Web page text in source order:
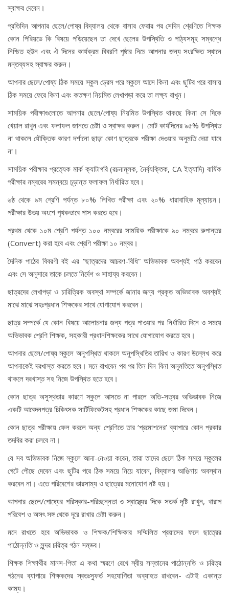
স্বাক্ষর দেবেন।
প্রতিদিন আপনার ছেলে/পোষ্য বিদ্যালয় থেকে বাসার ফেরার পর সেদিন শ্রেণিতে শিক্ষক
কোন পিরিয়ডে কি বিষয়ে পড়িয়েছেন তা দেখে ছেলের উপস্থিতি ও পাঠ্যসমূহ সম্বন্ধে
নিশ্চিত হউন এবং ঐ দিনের কার্যক্রম বিবরণি পৃষ্ঠার নিচে আপনার জন্য সংরক্ষিত স্থানে
মন্তব্যসহ স্বাক্ষর করুন।
আপনার ছেলে/পোষ্য ঠিক সময়ে স্কুল ড্রেস পরে স্কুলে আসে কিনা এবং ছুটির পরে বাসায়
ঠিক সময়ে ফেরে কিনা এবং কতক্ষণ নিয়মিত লেখাপড়া করে তা লক্ষ্য রাখুন।
সাময়িক পরীক্ষাগুলোতে আপনার ছেলে/পোষ্য নিয়মিত উপস্থিত থাকছে কিনা সে দিকে
খেয়াল রাখুন এবং ফলাফল জানতে চেষ্টা ও স্বাক্ষর করুন। মোট কার্যদিনের ৯৫% উপস্থিত
না থাকলে যৌক্তিক কারণ দর্শানো ছাড়া কোণ ছাত্রকে পরীক্ষা দেওয়ার অনুমতি দেয়া যাবে
না।
সাময়িক পরীক্ষার প্রত্যেক মার্ক ক্যাটাগরি (রচনামূলক, নৈর্ব্যক্তিক, CA ইত্যাদি) বার্ষিক
পরীক্ষার নম্বরের সমন্বয়ে চূড়ান্ত ফলাফল নির্ধারিত হবে।
৬ষ্ঠ থেকে ৯ম শ্রেণি পর্যন্ত ৮০% লিখিত পরীক্ষা এবং ২০% ধারাবাহিক মূল্যায়ন।
পরীক্ষার উভয় অংশে পৃথকভাবে পাস করতে হবে।
প্রথম থেকে ১০ম শ্রেণি পর্যন্ত ১০০ নম্বরের সাময়িক পরীক্ষাকে ৯০ নম্বরে রুপান্তর
(Convert) করা হবে এবং শ্রেণি পরীক্ষা ১০ নম্বর।
দৈনিক পাঠের বিবরণী বই এর “ছাত্রদের আচরণ-বিধি” অভিভাবক অবশ্যই পাঠ করবেন
এবং সে অনুসারে তাকে চলতে নির্দেশ ও সাহায্য করবেন।
ছাত্রদের লেখাপড়া ও চারিত্রিক অবস্থা সম্পর্কে জানার জন্য প্রকৃত অভিভাবক অবশ্যই
মাঝে মাঝে সহঃপ্রধান শিক্ষকের সাথে যোগাযোগ করবেন।
ছাত্র সম্পর্কে যে কোন বিষয়ে আলোচনার জন্য পত্র পাওয়ার পর নির্ধারিত দিনে ও সময়ে
অভিভাবক শ্রেণি শিক্ষক, সহকারী প্রধানশিক্ষকের সাথে যোগাযোগ করতে হবে।
আপনার ছেলে/পোষ্য স্কুলে অনুপস্থিত থাকলে অনুপস্থিতির তারিখ ও কারণ উল্লেখ করে
আপনাকেই দরখাস্ত করতে হবে। মনে রাখবেন পর পর তিন দিন বিনা অনুমতিতে অনুপস্থিত
থাকলে দরখাস্ত সহ নিজে উপস্থিত হতে হবে।
কোন ছাত্র অসুস্থতার কারণে স্কুলে আসতে না পারলে অতি-সত্বর অভিভাবক নিজে
একটি আবেদনপত্র চিকিৎসক সার্টিফিকেটসহ প্রধান শিক্ষকের কাছে জমা দিবেন।
কোন ছাত্র পরীক্ষায় ফেল করলে অন্য শ্রেণিতে তার ‘প্রমোশনের’ ব্যাপারে কোন প্রকার
তদবির করা চলবে না।
যে সব অভিভাবক নিজে স্কুলে আনা-নেওয়া করেন, তারা তাদের ছেলে ঠিক সময়ে স্কুলের
গেটে পৌছে দেবেন এবং ছুটির পরে ঠিক সময়ে নিয়ে যাবেন, বিদ্যালয় আঙিনায় অবস্থান
করবেন না। এতে পরিবেশের ভারসাম্য ও ছাত্রের মনোযোগ নষ্ট হয়।
আপনার ছেলে/পোষ্যের পরিস্কার-পরিচ্ছন্নতা ও স্বাস্থ্যের দিকে সতর্ক দৃষ্টি রাখুন, খারাপ
পরিবেশ ও অসৎ সঙ্গ থেকে দূরে রাখার চেষ্টা করুন।
মনে রাখতে হবে অভিভাবক ও শিক্ষক/শিক্ষিকার সম্মিলিত প্রয়াসের ফলে ছাত্রের
পাঠোন্নতি ও সুন্দর চরিত্র গঠন সম্ভব।
শিক্ষক শিক্ষার্থীর মানস-পিতা এ কথা স্মরণে রেখে স্বীয় সন্তানের পাঠোন্নতি ও চরিত্র
গঠনের ব্যাপারে শিক্ষকদের স্বতঃস্ফুর্ত সহযোগিতা অব্যাহত রাখবেন- এটাই একান্ত
কাম্য।